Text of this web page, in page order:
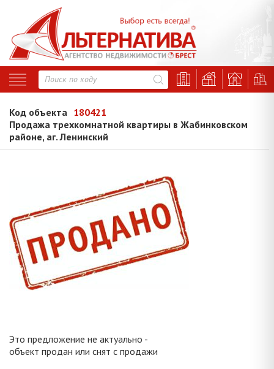
Код объекта 180421
Продажа трехкомнатной квартиры в Жабинковском
районе, аг. Ленинский
Это предложение не актуально -
объект продан или снят с продажи